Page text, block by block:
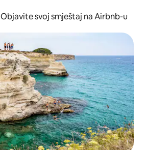
Objavite svoj smještaj na Airbnb-u